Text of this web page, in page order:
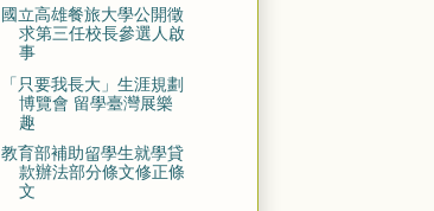
國立高雄餐旅大學公開徵
求第三任校長參選人啟
事
「只要我長大」生涯規劃
博覽會 留學臺灣展樂
趣
教育部補助留學生就學貸
款辦法部分條文修正條
文